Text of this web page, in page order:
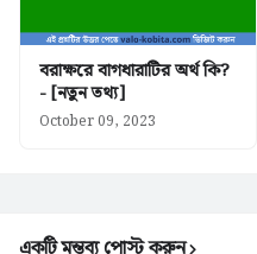
বরাক্ষরে বাগধারাটির অর্থ কি?
- [নতুন তথ্য]
October 09, 2023